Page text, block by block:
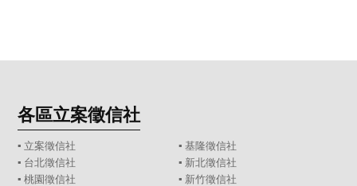
各區立案徵信社
▪ 立案徵信社 ▪ 基隆徵信社
▪ 台北徵信社 ▪ 新北徵信社
▪桃園徵信社 ▪ 新竹徵信社